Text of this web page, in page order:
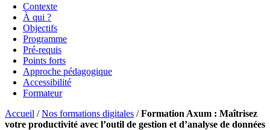
Contexte
À qui ?
Objectifs
Programme
Pré-requis
Points forts
Approche pédagogique
Accessibilité
Formateur
Accueil /Nos formations digitales /Formation Axum : Maîtrisez
votre productivité avec l’outil de gestion et d’analyse de données